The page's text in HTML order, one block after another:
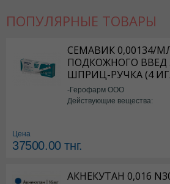
Антигриппин в Астане, Антигриппин в
ПОПУЛЯРНЫЕ ТОВАРЫ
СЕМАВИК 0,00134/
ПОДКОЖНОГО ВВЕД
ШПРИЦ-РУЧКА (4
-Герофарм ООО
Действующие вещества:
Цена
37500.00тнг.
АКНЕКУТАН 0,016